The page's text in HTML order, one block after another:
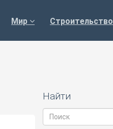
Мир Строительство
Найти